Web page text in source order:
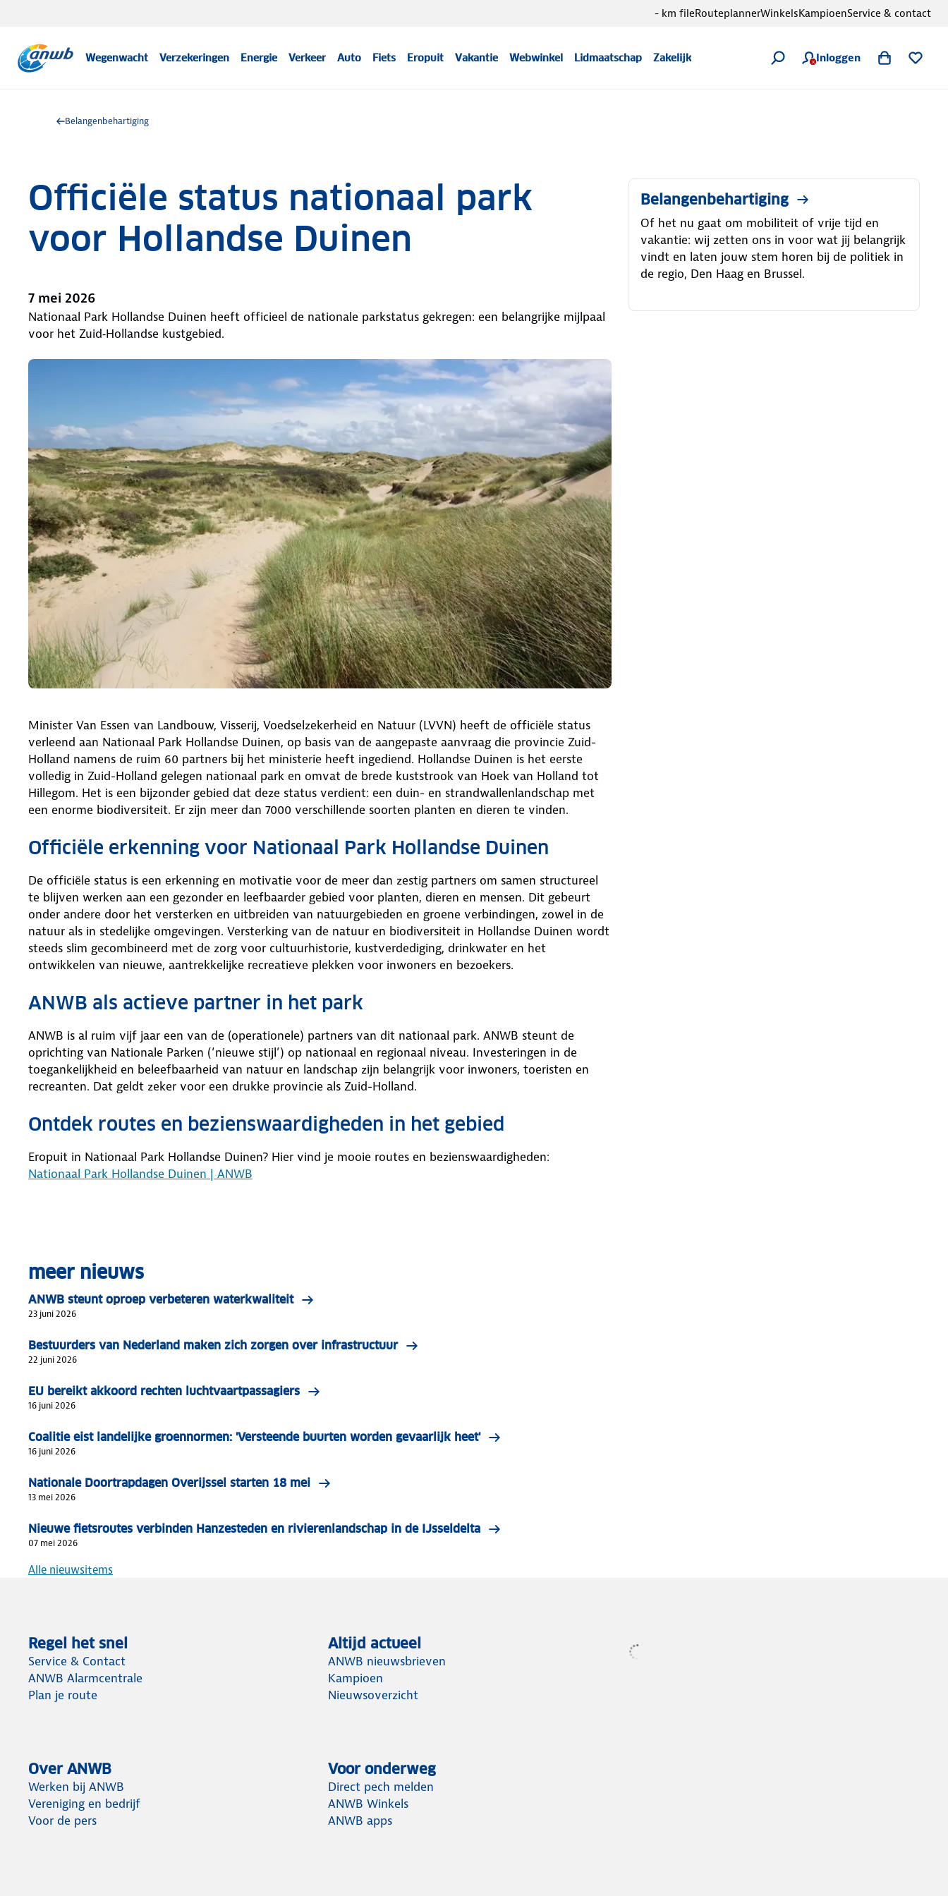
Wegenwacht Verzekeringen Energie Verkeer Auto Fiets Eropuit Vakantie Webwinkel Lidmaatschap Zakelijk Inloggen
- km fileRouteplannerWinkelsKampioenService & contact
Belangenbehartiging
Officiële status nationaal park
voor Hollandse Duinen
7 mei 2026
Nationaal Park Hollandse Duinen heeft officieel de nationale parkstatus gekregen: een belangrijke mijlpaal
voor het Zuid‑Hollandse kustgebied.
Minister Van Essen van Landbouw, Visserij, Voedselzekerheid en Natuur (LVVN) heeft de officiële status
verleend aan Nationaal Park Hollandse Duinen, op basis van de aangepaste aanvraag die provincie Zuid-
Holland namens de ruim 60 partners bij het ministerie heeft ingediend. Hollandse Duinen is het eerste
volledig in Zuid-Holland gelegen nationaal park en omvat de brede kuststrook van Hoek van Holland tot
Hillegom. Het is een bijzonder gebied dat deze status verdient: een duin- en strandwallenlandschap met
een enorme biodiversiteit. Er zijn meer dan 7000 verschillende soorten planten en dieren te vinden.
Officiële erkenning voor Nationaal Park Hollandse Duinen
De officiële status is een erkenning en motivatie voor de meer dan zestig partners om samen structureel
te blijven werken aan een gezonder en leefbaarder gebied voor planten, dieren en mensen. Dit gebeurt
onder andere door het versterken en uitbreiden van natuurgebieden en groene verbindingen, zowel in de
natuur als in stedelijke omgevingen. Versterking van de natuur en biodiversiteit in Hollandse Duinen wordt
steeds slim gecombineerd met de zorg voor cultuurhistorie, kustverdediging, drinkwater en het
ontwikkelen van nieuwe, aantrekkelijke recreatieve plekken voor inwoners en bezoekers.
ANWB als actieve partner in het park
ANWB is al ruim vijf jaar een van de (operationele) partners van dit nationaal park. ANWB steunt de
oprichting van Nationale Parken (‘nieuwe stijl’) op nationaal en regionaal niveau. Investeringen in de
toegankelijkheid en beleefbaarheid van natuur en landschap zijn belangrijk voor inwoners, toeristen en
recreanten. Dat geldt zeker voor een drukke provincie als Zuid-Holland.
Ontdek routes en bezienswaardigheden in het gebied
Eropuit in Nationaal Park Hollandse Duinen? Hier vind je mooie routes en bezienswaardigheden:
Nationaal Park Hollandse Duinen | ANWB
Belangenbehartiging
Of het nu gaat om mobiliteit of vrije tijd en
vakantie: wij zetten ons in voor wat jij belangrijk
vindt en laten jouw stem horen bij de politiek in
de regio, Den Haag en Brussel.
meer nieuws
ANWB steunt oproep verbeteren waterkwaliteit
23 juni 2026
Bestuurders van Nederland maken zich zorgen over infrastructuur
22 juni 2026
EU bereikt akkoord rechten luchtvaartpassagiers
16 juni 2026
Coalitie eist landelijke groennormen: 'Versteende buurten worden gevaarlijk heet'
16 juni 2026
Nationale Doortrapdagen Overijssel starten 18 mei
13 mei 2026
Nieuwe fietsroutes verbinden Hanzesteden en rivierenlandschap in de IJsseldelta
07 mei 2026
Alle nieuwsitems
Regel het snel
Service & Contact
ANWB Alarmcentrale
Plan je route
Altijd actueel
ANWB nieuwsbrieven
Kampioen
Nieuwsoverzicht
Over ANWB
Werken bij ANWB
Vereniging en bedrijf
Voor de pers
Voor onderweg
Direct pech melden
ANWB Winkels
ANWB apps